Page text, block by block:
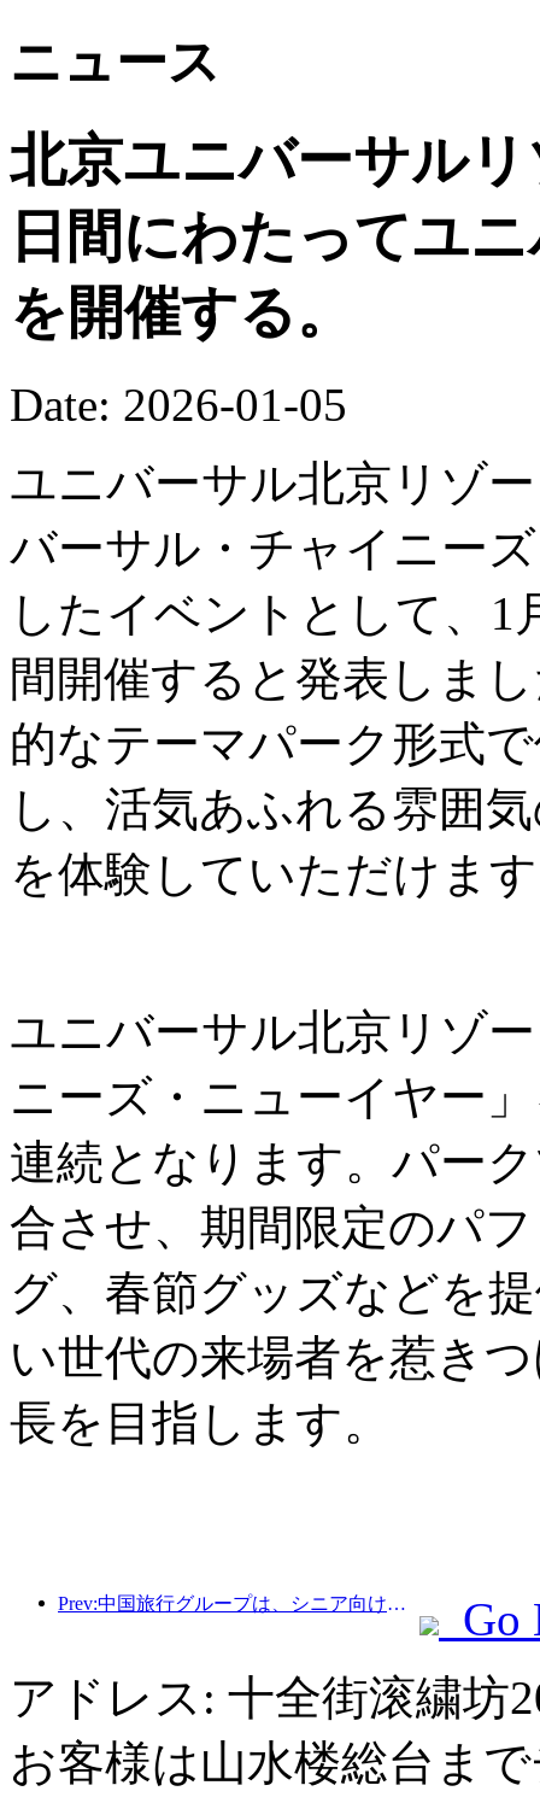
ニュース
北京ユニバーサル
日間にわたってユ
を開催する。
Date: 2026-01-05
ユニバーサル北京リゾ
バーサル・チャイニー
したイベントとして、1
間開催すると発表しま
的なテーマパーク形式
し、活気あふれる雰囲
を体験していただけま
ユニバーサル北京リゾ
ニーズ・ニューイヤー
連続となります。パー
合させ、期間限定のパ
グ、春節グッズなどを
い世代の来場者を惹き
長を目指します。
Prev:中国旅行グループは、シニア向け観光市場への進出を目指して「China Travel Good Times」ブランドを立ち上げた。
Go
アドレス: 十全街滚繍坊
お客様は山水楼総台ま